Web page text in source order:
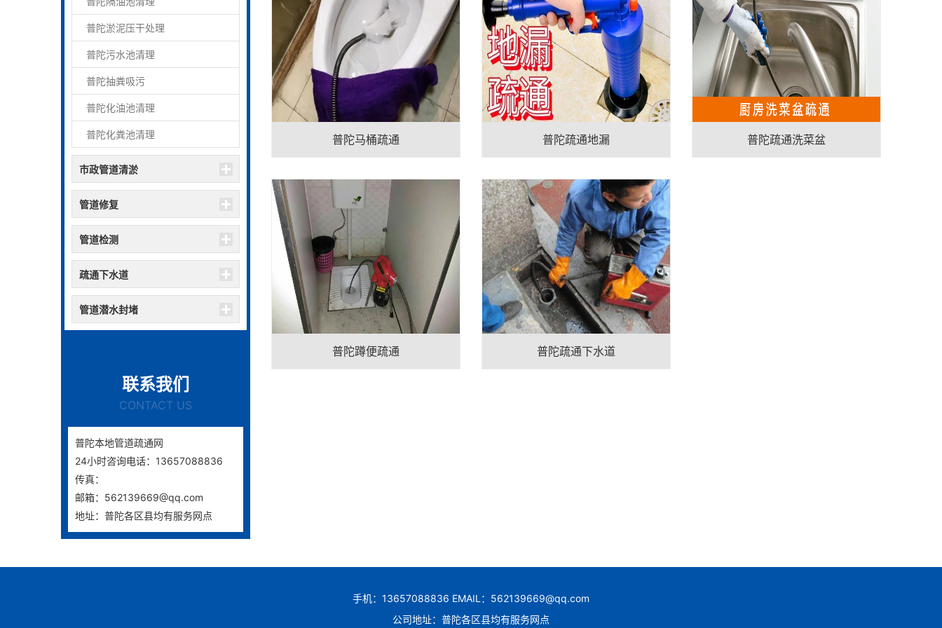
普陀淤泥压干处理
普陀污水池清理
普陀抽粪吸污
普陀化油池清理
普陀化粪池清理
市政管道清淤
管道修复
管道检测
疏通下水道
管道潜水封堵
联系我们
CONTACT US
普陀本地管道疏通网
24小时咨询电话：13657088836
传真：
邮箱：562139669@qq.com
地址：普陀各区县均有服务网点
普陀马桶疏通 普陀疏通地漏 普陀疏通洗菜盆
普陀蹲便疏通 普陀疏通下水道
手机：13657088836 EMAIL：562139669@qq.com
公司地址：普陀各区县均有服务网点